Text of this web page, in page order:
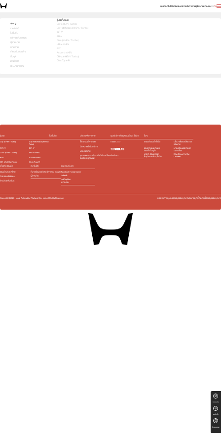
รุ่นรถเทคโนโลยีโปรโมชันบริการหลังการขายผู้จำหน่ายบทความENTH
รุ่นรถ
เทคโนโลยี
โปรโมชัน
บริการหลังการขาย
ผู้จำหน่าย
บทความ
เกี่ยวกับฮอนด้า
อื่นๆ
ติดต่อเรา
ร่วมงานกับเรา
รุ่นรถทั้งหมด
City (e:HEV / Turbo)
City Hatchback (e:HEV / Turbo)
WR-V
BR-V
Civic (e:HEV / Turbo)
HR-V e:HEV
e:N1
Accord e:HEV
CR-V (e:HEV / Turbo)
Civic Type R
ทดลองขับ
สนใจซื้อ
ใบเสนอราคา
เลือกคันที่ใช่ แล้วพบข้อเสนอที่ตรงใจ
3 เลือกคันที่ใช่
รุ่นรถ
City (e:HEV / Turbo)
City Hatchback (e:HEV /
Turbo)
WR-V
BR-V
Civic (e:HEV / Turbo)
HR-V e:HEV
e:N1
Accord e:HEV
CR-V (e:HEV / Turbo)
Civic Type R
โปรโมชัน
บริการหลังการขาย
เช็กรถยนต์ตามระยะ
นัดหมายเข้ารับบริการ
บริการพิเศษ
ตรวจสอบรถยนต์ฮอนด้าที่ต้อง เปลี่ยน
ชิ้นส่วนในชุดถุงลม
ศูนย์บริการข้อมูลฮอนด้า 24 ชั่วโมง
0 2341 7777
ติดต่อเรา
อื่นๆ
รถยนต์ฮอนด้าใช้แล้ว
นโยบายสิ่งแวดล้อม และ
พลังงาน
ชุดอุปกรณ์ตกแต่ง​
ฮอนด้า โมดูโล
มาตรฐานผลิตภัณฑ์
ฉลากเขียว
บริษัท ฮอนด้า ลีส
ซิ่ง(ประเทศไทย) จำกัด
Blue Skies For Our
Children
เกี่ยวกับฮอนด้า
ฮอนด้าประเทศไทย
กิจกรรมเพื่อสังคม
ข่าวประชาสัมพันธ์
เทคโนโลยี
ที่มาพร้อมแอปและบริการของ Google
ผู้จำหน่าย
ร่วมงานกับเรา
Facebook Honda Career
Jobsdb
JobTopGun
บทความ
Copyright ©2026Honda Automobile (Thailand) Co., Ltd. All Rights Reserved. นโยบายการคุ้มครองข้อมูลส่วนบุคคลนโยบายคุกกี้ติดต่อเรื่องข้อมูลส่วนบุคคล